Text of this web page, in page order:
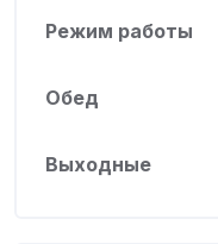
Режим работы
Обед
Выходные